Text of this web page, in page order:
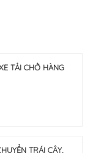
TẢI CHỞ HÀNG
TRÁI CÂY,